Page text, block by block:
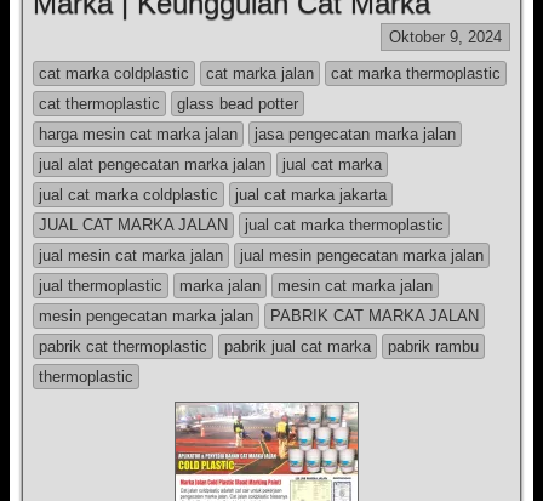
Oktober 9, 2024
cat marka coldplastic
cat marka jalan
cat marka thermoplastic
cat thermoplastic
glass bead potter
harga mesin cat marka jalan
jasa pengecatan marka jalan
jual alat pengecatan marka jalan
jual cat marka
jual cat marka coldplastic
jual cat marka jakarta
JUAL CAT MARKA JALAN
jual cat marka thermoplastic
jual mesin cat marka jalan
jual mesin pengecatan marka jalan
jual thermoplastic
marka jalan
mesin cat marka jalan
mesin pengecatan marka jalan
PABRIK CAT MARKA JALAN
pabrik cat thermoplastic
pabrik jual cat marka
pabrik rambu
thermoplastic